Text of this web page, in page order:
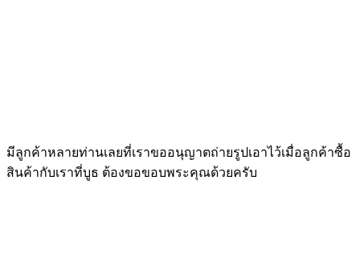
มีลูกค้าหลายท่านเลยที่เราขออนุญาตถ่ายรูปเอาไว้เมื่อลูกค้าซื้อ
สินค้ากับเราที่บูธ ต้องขอขอบพระคุณด้วยครับ